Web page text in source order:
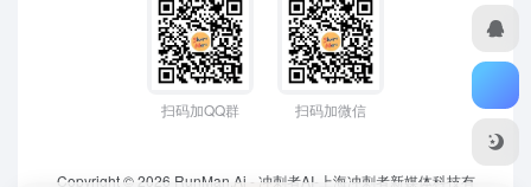
扫码加QQ群 扫码加微信
Copyright © 2026 RunMan.Ai - 冲刺者AI-上海冲刺者新媒体科技有